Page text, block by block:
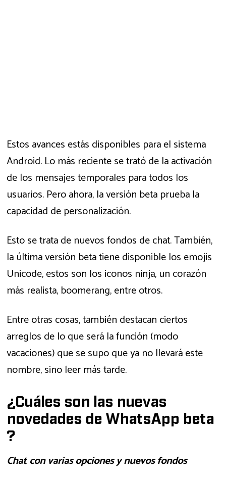
Estos avances estás disponibles para el sistema
Android. Lo más reciente se trató de la activación
de los mensajes temporales para todos los
usuarios. Pero ahora, la versión beta prueba la
capacidad de personalización.
Esto se trata de nuevos fondos de chat. También,
la última versión beta tiene disponible los emojis
Unicode, estos son los iconos ninja, un corazón
más realista, boomerang, entre otros.
Entre otras cosas, también destacan ciertos
arreglos de lo que será la función (modo
vacaciones) que se supo que ya no llevará este
nombre, sino leer más tarde.
¿Cuáles son las nuevas
novedades de WhatsApp beta
?
Chat con varias opciones y nuevos fondos